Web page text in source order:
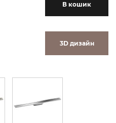
В кошик
3D дизайн